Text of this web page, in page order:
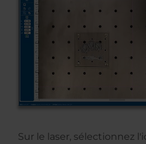
Sur le laser, sélectionnez